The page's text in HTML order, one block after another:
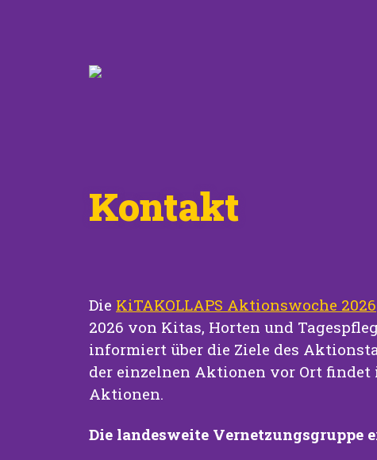
Kontakt
Die KiTAKOLLAPS Aktionswoche 2026
2026 von Kitas, Horten und
informiert über die Ziele des
der einzelnen Aktionen vor Ort
Aktionen.
Die landesweite Vernetzungsgruppe